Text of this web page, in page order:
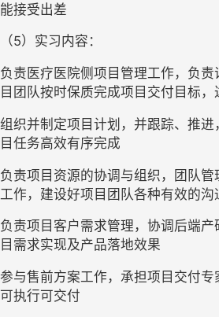
能接受出差
（5）实习内容：
负责医疗医院侧项目管理工作，负
目团队按时保质完成项目交付目标
组织并制定项目计划，并跟踪、推
目任务高效有序完成
负责项目资源的协调与组织，团队管
工作，建设好项目团队各种有效的沟
负责项目客户需求管理，协调后端
目需求实现及产品落地效果
参与售前方案工作，承担项目交付
可执行可交付